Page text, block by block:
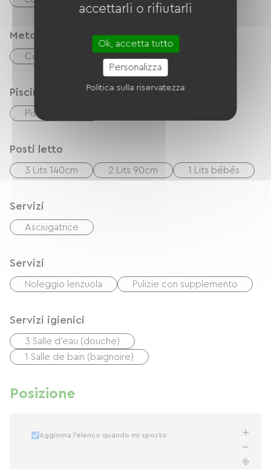
Metodi di pagamento
Controlli
Piscina
Piscina privata
Posti letto
3 Lits 140cm 2 Lits 90cm 1 Lits bébés
Servizi
Asciugatrice
Servizi
Noleggio lenzuola Pulizie con supplemento
Servizi igienici
3 Salle d'eau (douche)
1 Salle de bain (baignoire)
Posizione
Aggiorna l'elenco quando mi sposto
accettarli o rifiutarli
Ok, accetta tutto
Personalizza
Politica sulla riservatezza